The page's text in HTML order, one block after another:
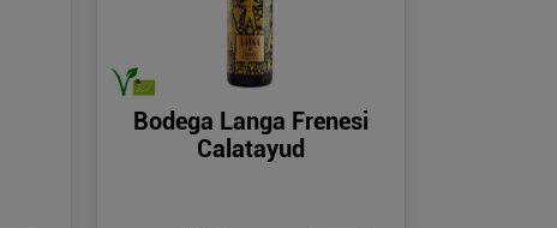
Bodega Langa Frenesi
Calatayud